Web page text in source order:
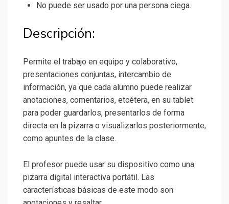
No puede ser usado por una persona ciega.
Descripción:
Permite el trabajo en equipo y colaborativo,
presentaciones conjuntas, intercambio de
información, ya que cada alumno puede realizar
anotaciones, comentarios, etcétera, en su tablet
para poder guardarlos, presentarlos de forma
directa en la pizarra o visualizarlos posteriormente,
como apuntes de la clase.
El profesor puede usar su dispositivo como una
pizarra digital interactiva portátil. Las
características básicas de este modo son